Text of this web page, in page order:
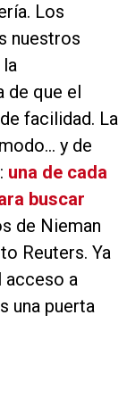
Los
nuestros
de que el
facilidad. La
y de
una de cada
buscar
de Nieman
Reuters. Ya
acceso a
una puerta